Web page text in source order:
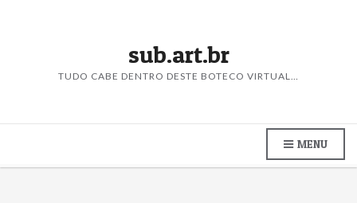
sub.art.br
TUDO CABE DENTRO DESTE BOTECO VIRTUAL…
MENU